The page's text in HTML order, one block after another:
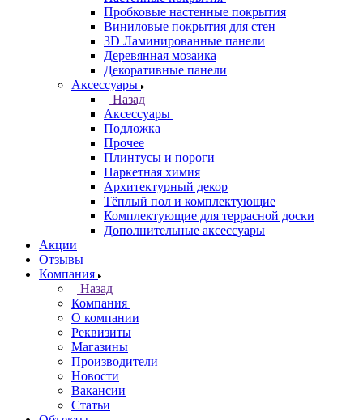
Пробковые настенные покрытия
Виниловые покрытия для стен
3D Ламинированные панели
Деревянная мозаика
Декоративные панели
Аксессуары
Назад
Аксессуары
Подложка
Прочее
Плинтусы и пороги
Паркетная химия
Архитектурный декор
Тёплый пол и комплектующие
Комплектующие для террасной доски
Дополнительные аксессуары
Акции
Отзывы
Компания
Назад
Компания
О компании
Реквизиты
Магазины
Производители
Новости
Вакансии
Статьи